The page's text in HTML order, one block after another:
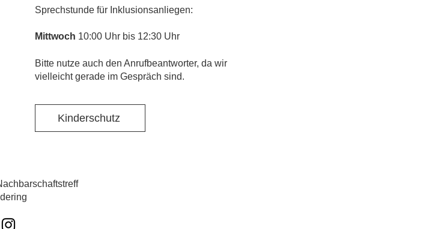
Sprechstunde für Inklusionsanliegen:
Mittwoch 10:00 Uhr bis 12:30 Uhr
​Bitte nutze auch den Anrufbeantworter, da wir
vielleicht gerade im Gespräch sind.
Kinderschutz